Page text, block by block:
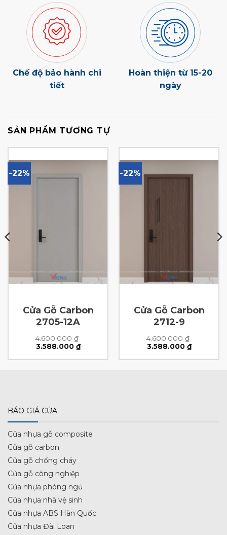
Chế độ bảo hành chi
tiết
Hoàn thiện từ 15-20
ngày
SẢN PHẨM TƯƠNG TỰ
-22%
Cửa Gỗ Carbon
2705-12A
4.600.000₫
Giá
là:
3.588.000 ₫Giá
tại
-22%
Cửa Gỗ Carbon
2712-9
4.600.000₫
Giá
là:
3.588.000 ₫Giá
tại
BÁO GIÁ CỬA
Cửa nhựa gỗ composite
Cửa gỗ carbon
Cửa gỗ chống cháy
Cửa gỗ công nghiệp
Cửa nhựa phòng ngủ
Cửa nhựa nhà vệ sinh
Cửa nhựa ABS Hàn Quốc
Cửa nhựa Đài Loan